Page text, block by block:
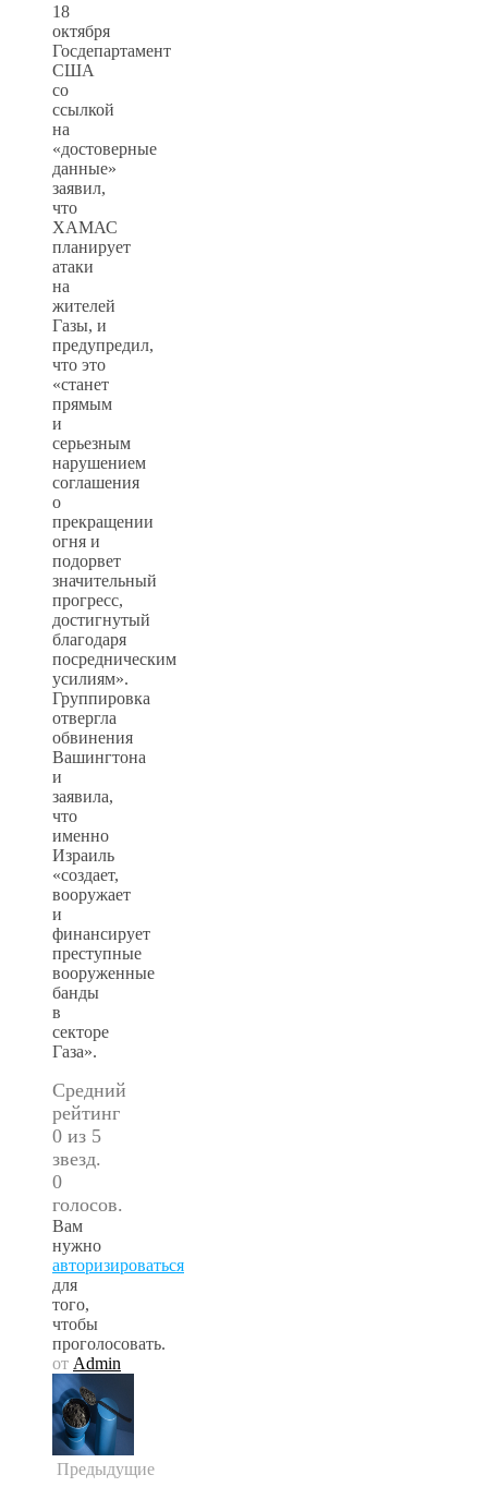
18
октября
Госдепартамент
США
со
ссылкой
на
«достоверные
данные»
заявил,
что
ХАМАС
планирует
атаки
на
жителей
Газы, и
предупредил,
что это
«станет
прямым
и
серьезным
нарушением
соглашения
о
прекращении
огня и
подорвет
значительный
прогресс,
достигнутый
благодаря
посредническим
усилиям».
Группировка
отвергла
обвинения
Вашингтона
и
заявила,
что
именно
Израиль
«создает,
вооружает
и
финансирует
преступные
вооруженные
банды
в
секторе
Газа».
Средний
рейтинг
0 из 5
звезд.
0
голосов.
Вам
нужно
авторизироваться
для
того,
чтобы
проголосовать.
от Admin
Предыдущие